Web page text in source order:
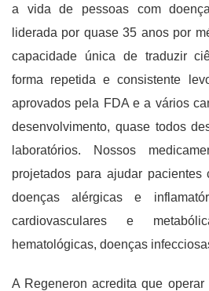
a vida de pessoas com
liderada por quase 35 anos por
capacidade única de traduzir
forma repetida e consistente
aprovados pela FDA e a vários
desenvolvimento, quase todos
laboratórios. Nossos
projetados para ajudar pacientes
doenças alérgicas e
cardiovasculares e
hematológicas, doenças
A Regeneron acredita que